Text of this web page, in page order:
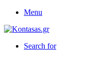
Menu
Search for